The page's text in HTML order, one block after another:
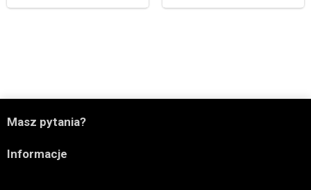
Masz pytania?
Informacje